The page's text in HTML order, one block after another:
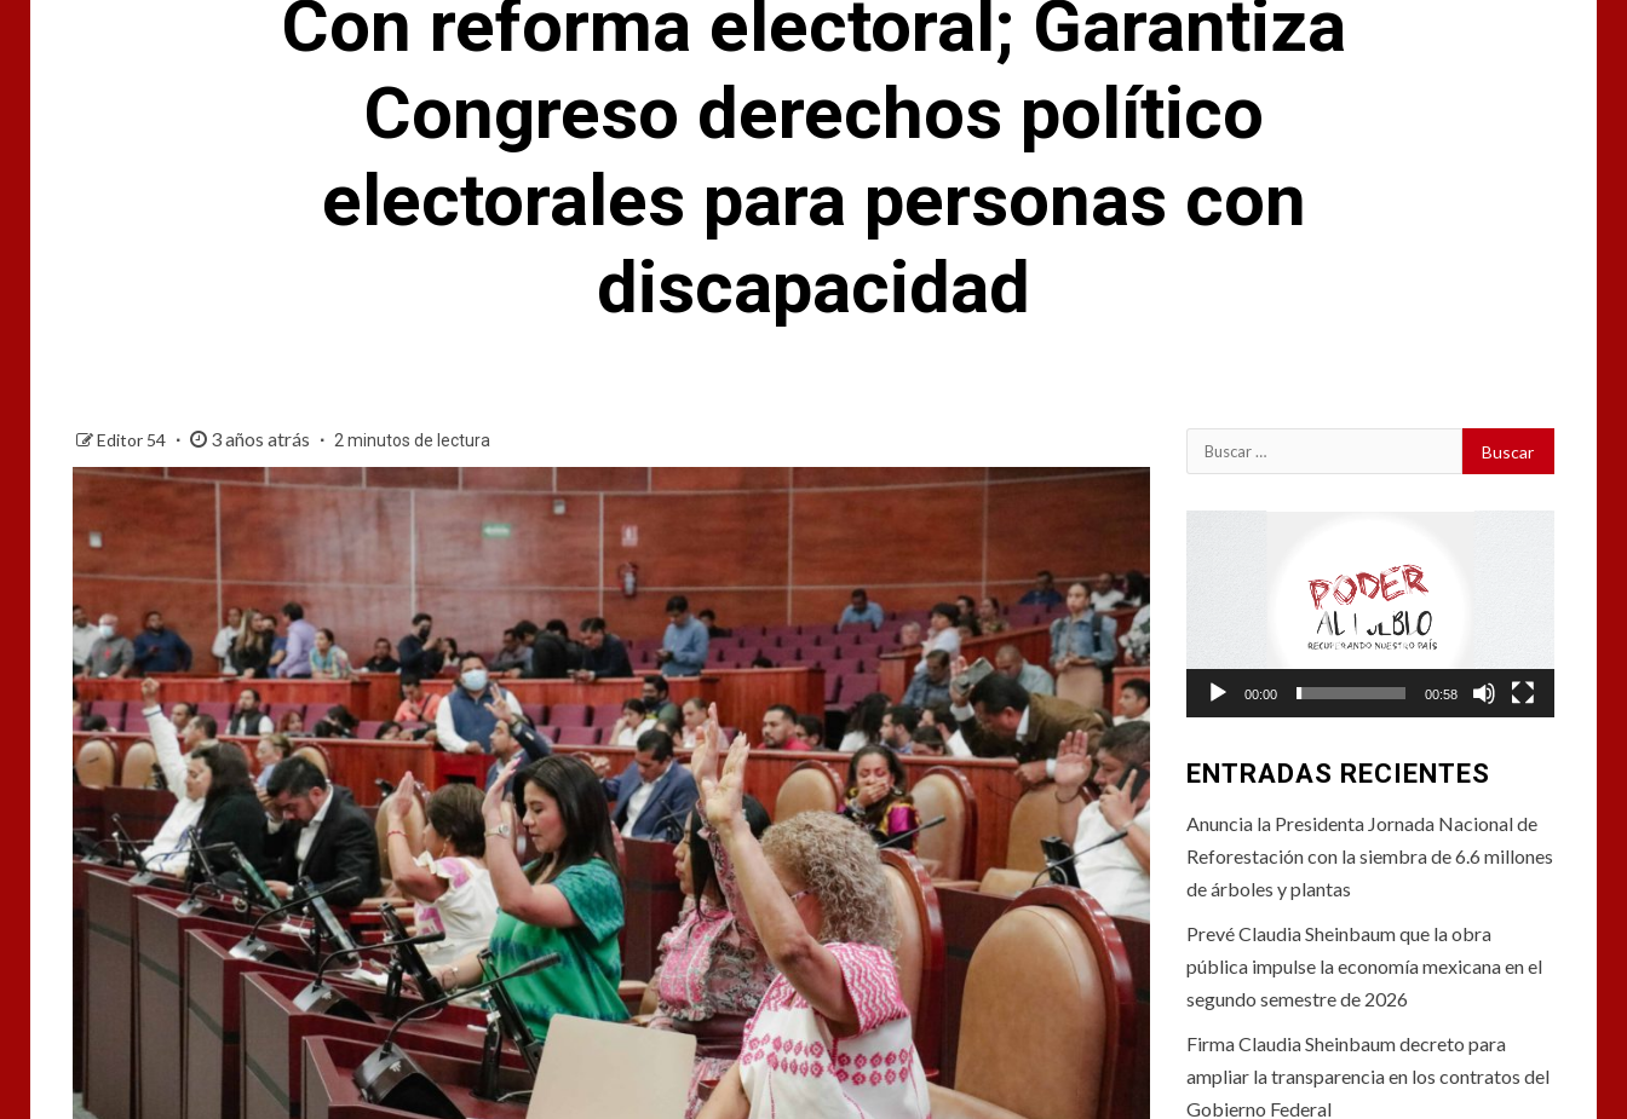
Con reforma electoral; Garantiza
Congreso derechos político
electorales para personas con
discapacidad
Editor 54 3 años atrás 2 minutos de lectura Buscar:
00:00 00:58
ENTRADAS RECIENTES
Anuncia la Presidenta Jornada Nacional de
Reforestación con la siembra de 6.6 millones
de árboles y plantas
Prevé Claudia Sheinbaum que la obra
pública impulse la economía mexicana en el
segundo semestre de 2026
Firma Claudia Sheinbaum decreto para
ampliar la transparencia en los contratos del
Gobierno Federal